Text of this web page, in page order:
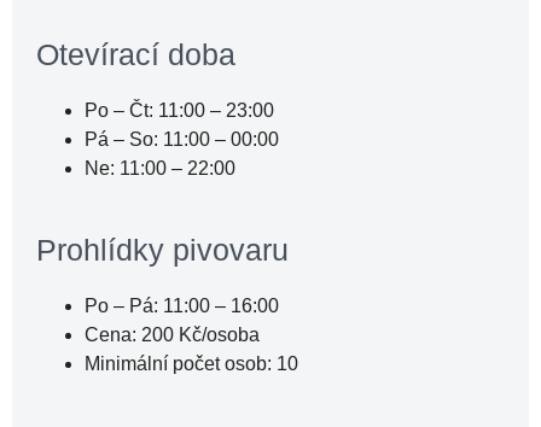
Otevírací doba
Po – Čt: 11:00 – 23:00
Pá – So: 11:00 – 00:00
Ne: 11:00 – 22:00
Prohlídky pivovaru
Po – Pá: 11:00 – 16:00
Cena: 200 Kč/osoba
Minimální počet osob: 10